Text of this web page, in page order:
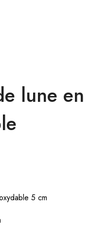
lune en
5 cm